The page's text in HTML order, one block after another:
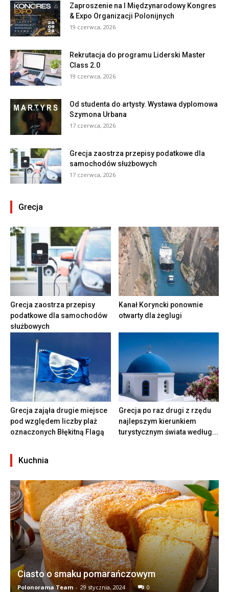
Zaproszenie na I Międzynarodowy Kongres
& Expo Organizacji Polonijnych
19 czerwca, 2026
Rekrutacja do programu Liderski Master
Class 2.0
19 czerwca, 2026
Od studenta do artysty. Wystawa dyplomowa
Szymona Urbana
17 czerwca, 2026
Grecja zaostrza przepisy podatkowe dla
samochodów służbowych
17 czerwca, 2026
Grecja
Grecja zaostrza przepisy
podatkowe dla samochodów
służbowych
Kanał Koryncki ponownie
otwarty dla żeglugi
Grecja zająła drugie miejsce
pod względem liczby plaż
oznaczonych Błękitną Flagą
Grecja po raz drugi z rzędu
najlepszym kierunkiem
turystycznym świata według...
Kuchnia
Ciasto o smaku pomarańczowym
Polonorama Team - 29 stycznia, 2024 0